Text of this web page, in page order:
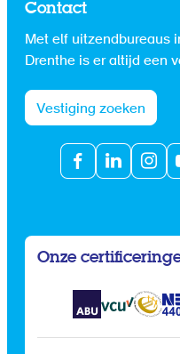
Contact
Met elf uitzendbureaus
Drenthe is er altijd een
Vestiging zoeken
Onze